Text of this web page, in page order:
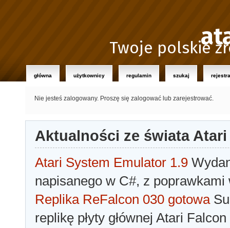
Twoje polskie
główna użytkownicy regulamin szukaj
Nie jesteś zalogowany. Proszę się zalogować lub zarejestrować.
Aktualności ze świata Atari
Atari System Emulator 1.9
napisanego w C#, z poprawkami
Replika ReFalcon 030 gotowa
replikę płyty głównej Atari